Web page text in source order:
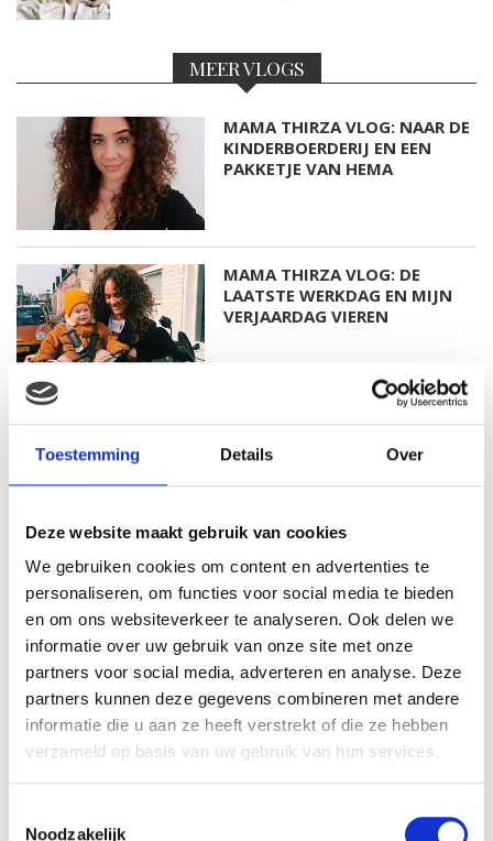
Toestemming Details Over
Deze website maakt gebruik van cookies
We gebruiken cookies om content en advertenties te
personaliseren, om functies voor social media te bieden
en om ons websiteverkeer te analyseren. Ook delen we
informatie over uw gebruik van onze site met onze
partners voor social media, adverteren en analyse. Deze
partners kunnen deze gegevens combineren met andere
informatie die u aan ze heeft verstrekt of die ze hebben
verzameld op basis van uw gebruik van hun services.
Noodzakelijk
MEER VLOGS
MAMA THIRZA VLOG: NAAR DE
KINDERBOERDERIJ EN EEN
PAKKETJE VAN HEMA
MAMA THIRZA VLOG: DE
LAATSTE WERKDAG EN MIJN
VERJAARDAG VIEREN
MAMA THIRZA VLOG: OP
KINDEREN
MAMA CARMEN VLOG:
SCHOLEN ZIJN WEER
BEGONNEN & TANDEN BLEKEN
MAMA THIRZA VLOG:
CUPCAKES BAKKEN MET
DOCHTERTJE NOAH